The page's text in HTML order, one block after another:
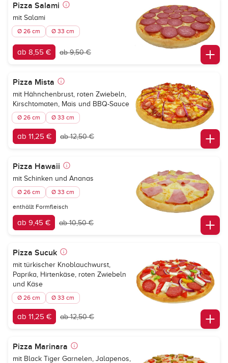
Pizza Salami
mit Salami
Ø 26 cm Ø 33 cm
ab 8,55 € ab 9,50 €
Pizza Mista
mit Hähnchenbrust, roten Zwiebeln,
Kirschtomaten, Mais und BBQ-Sauce
Ø 26 cm Ø 33 cm
ab 11,25 € ab 12,50 €
Pizza Hawaii
mit Schinken und Ananas
Ø 26 cm Ø 33 cm
enthällt Formfleisch
ab 9,45 € ab 10,50 €
Pizza Sucuk
mit türkischer Knoblauchwurst,
Paprika, Hirtenkäse, roten Zwiebeln
und Käse
Ø 26 cm Ø 33 cm
ab 11,25 € ab 12,50 €
Pizza Marinara
mit Black Tiger Garnelen, Jalapenos,